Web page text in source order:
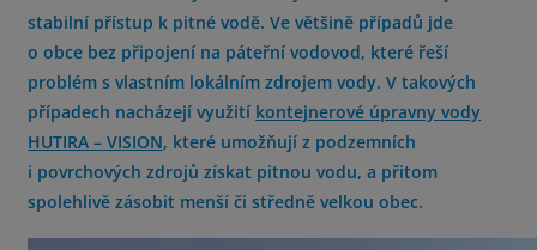
stabilní přístup k pitné vodě. Ve většině případů jde
o obce bez připojení na páteřní vodovod, které řeší
problém s vlastním lokálním zdrojem vody. V takových
případech nacházejí využití kontejnerové úpravny vody
HUTIRA – VISION, které umožňují z podzemních
i povrchových zdrojů získat pitnou vodu, a přitom
spolehlivě zásobit menší či středně velkou obec.